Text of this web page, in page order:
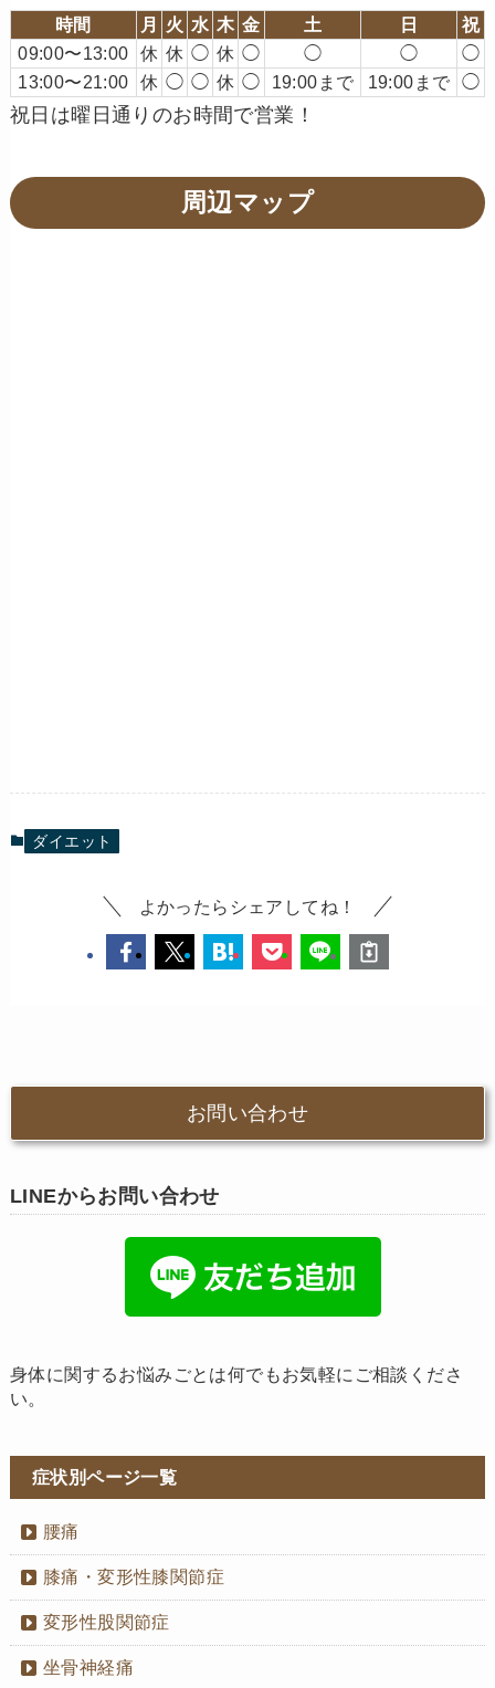
時間 月 火 水 木 金 土 日
祝
09:00〜13:00
休 休 ◯ 休 ◯ ◯ ◯
◯
13:00〜21:00
休 ◯ ◯ 休 ◯ 19:00まで 19:00まで ◯
祝日は曜日通りのお時間で営業！
周辺マップ
ダイエット
よかったらシェアしてね！
お問い合わせ
LINEからお問い合わせ
身体に関するお悩みごとは何でもお気軽にご相談くださ
い。
症状別ページ一覧
腰痛
膝痛・変形性膝関節症
変形性股関節症
坐骨神経痛